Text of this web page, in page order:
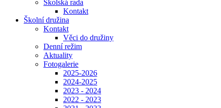
Školská rada
Kontakt
Školní družina
Kontakt
Věci do družiny
Denní režim
Aktuality
Fotogalerie
2025-2026
2024-2025
2023 - 2024
2022 - 2023